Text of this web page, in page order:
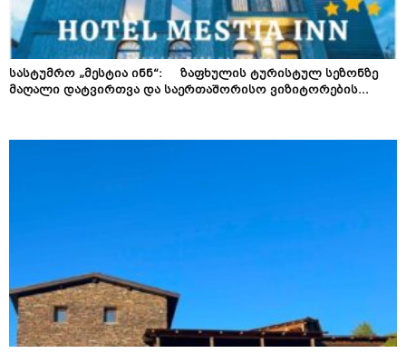
სასტუმრო „მესტია ინნ“: ზაფხულის ტურისტულ სეზონზე
მაღალი დატვირთვა და საერთაშორისო ვიზიტორების...